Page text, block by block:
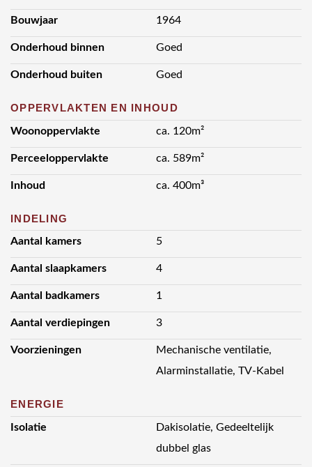
Bouwjaar 1964
Onderhoud binnen Goed
Onderhoud buiten Goed
OPPERVLAKTEN EN INHOUD
Woonoppervlakte ca. 120m²
Perceeloppervlakte ca. 589m²
Inhoud ca. 400m³
INDELING
Aantal kamers 5
Aantal slaapkamers 4
Aantal badkamers 1
Aantal verdiepingen 3
Voorzieningen
Mechanische ventilatie,
Alarminstallatie, TV-Kabel
ENERGIE
Isolatie
Dakisolatie, Gedeeltelijk
dubbel glas